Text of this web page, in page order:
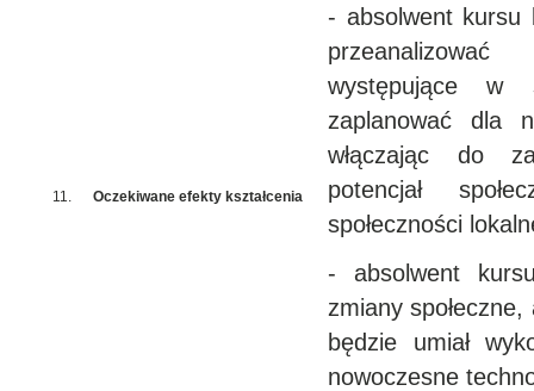
11. Oczekiwane efekty kształcenia
- absolwent kursu
występujące w
zaplanować dla
włączając do
potencjał
społeczności
- absolwent
zmiany
będzie umiał
nowoczesne